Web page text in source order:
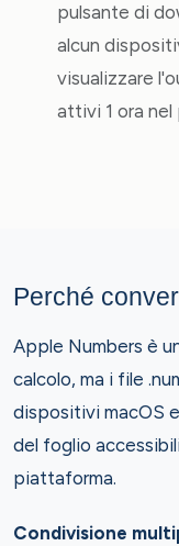
pulsante di
alcun
visualizzare
attivi 1 ora
Perché
Apple Numbers è
calcolo, ma i file
dispositivi macOS
del foglio
piattaforma.
Condivisione